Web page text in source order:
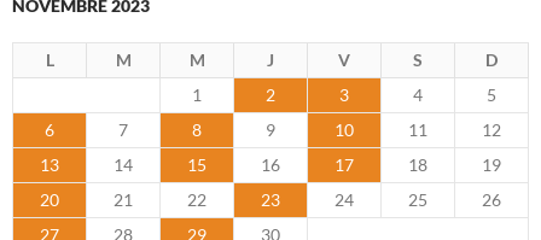
NOVEMBRE 2023
L M M J V S
D
1
2 3 4
5
6
7 8 9 10 11
12
13
14 15 16 17 18
19
20
21 22 23 24 25
26
27
28 29 30